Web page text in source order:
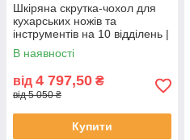
Шкіряна скрутка-чохол для
кухарських ножів та
інструментів на 10 відділень |
Органайзер кухаря з
натуральної шкіри
В наявності
від 4 797,50 ₴
від 5 050 ₴
Купити